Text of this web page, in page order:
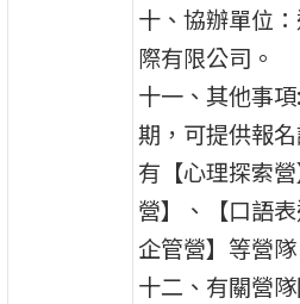
十、協辦單位
際有限公司。
十一、其他事
期，可提供報
有【心理探索
營】、【口語
企管營】等營
十二、有關營